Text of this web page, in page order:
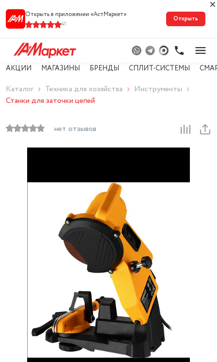
Открыть в приложении «АстМарке‪т‬»
41
Открыть
АКЦИИ МАГАЗИНЫ БРЕНДЫ СПЛИТ-СИСТЕМЫ
Каталог Техника для хозяйства
Инструменты
Станки для заточки цепей
нет отзывов